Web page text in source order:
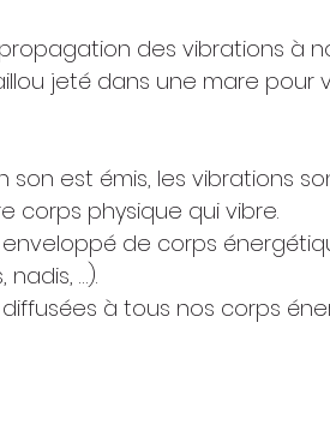
des vibrations à
jeté dans une mare pour
son est émis, les vibrations
corps physique qui vibre.
de corps
…).
à tous nos corps